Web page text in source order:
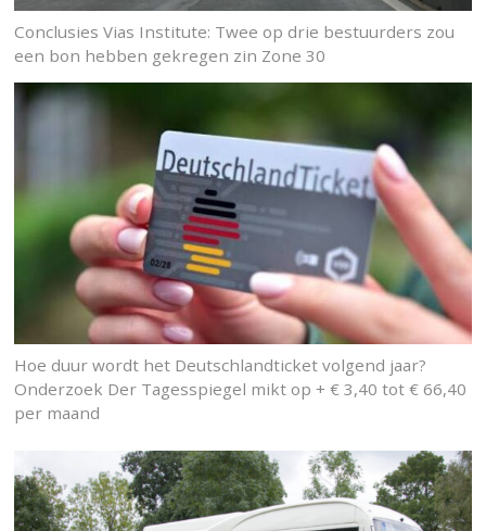
Conclusies Vias Institute: Twee op drie bestuurders zou
een bon hebben gekregen zin Zone 30
Hoe duur wordt het Deutschlandticket volgend jaar?
Onderzoek Der Tagesspiegel mikt op + € 3,40 tot € 66,40
per maand